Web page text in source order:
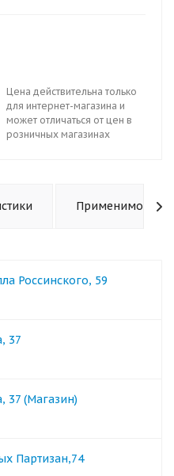
Цена действительна только
для интернет-магазина и
может отличаться от цен в
розничных магазинах
Применимость
Россинского, 59
37
37 (Магазин)
Партизан,74